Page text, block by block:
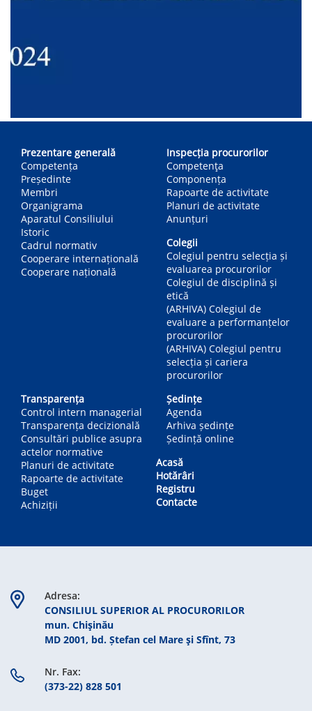
navigation
Prezentare generală
Competența
Președinte
Membri
Organigrama
Aparatul Consiliului
Istoric
Cadrul normativ
Cooperare internațională
Cooperare națională
Inspecția procurorilor
Competenţa
Componența
Rapoarte de activitate
Planuri de activitate
Anunțuri
Colegii
Colegiul pentru selecția și
evaluarea procurorilor
Colegiul de disciplină și
etică
(ARHIVA) Colegiul de
evaluare a performanțelor
procurorilor
(ARHIVA) Colegiul pentru
selecția și cariera
procurorilor
Transparența
Control intern managerial
Transparența decizională
Consultări publice asupra
actelor normative
Planuri de activitate
Rapoarte de activitate
Buget
Achiziții
Ședințe
Agenda
Arhiva ședințe
Ședință online
Acasă
Hotărâri
Registru
Contacte
Adresa:
CONSILIUL SUPERIOR AL PROCURORILOR
mun. Chişinău
MD 2001, bd. Ștefan cel Mare şi Sfînt, 73
Nr. Fax:
(373-22) 828 501